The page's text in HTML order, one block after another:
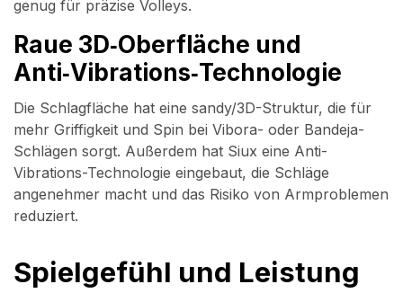
genug für präzise Volleys.
Raue 3D‑Oberfläche und
Anti‑Vibrations‑Technologie
Die Schlagfläche hat eine sandy/3D-Struktur, die für
mehr Griffigkeit und Spin bei Vibora- oder Bandeja-
Schlägen sorgt. Außerdem hat Siux eine Anti-
Vibrations-Technologie eingebaut, die Schläge
angenehmer macht und das Risiko von Armproblemen
reduziert.
Spielgefühl und Leistung